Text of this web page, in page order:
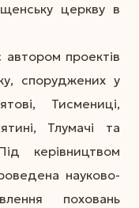
церкву в
проектів
споруджених у
Тисмениці,
Тлумачі та
керівництвом
науково-
поховань